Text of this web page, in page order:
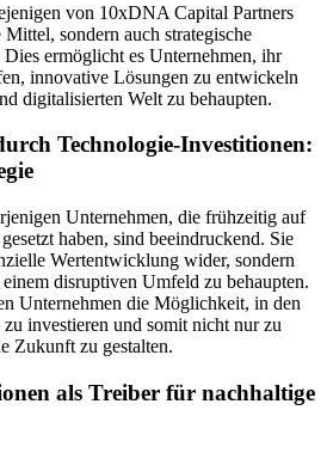
von 10xDNA Capital Partners
sondern auch strategische
ermöglicht es Unternehmen, ihr
innovative Lösungen zu entwickeln
digitalisierten Welt zu behaupten.
Technologie-Investitionen:
Unternehmen, die frühzeitig auf
haben, sind beeindruckend. Sie
Wertentwicklung wider, sondern
disruptiven Umfeld zu behaupten.
Unternehmen die Möglichkeit, in den
investieren und somit nicht nur zu
Zukunft zu gestalten.
als Treiber für nachhaltige